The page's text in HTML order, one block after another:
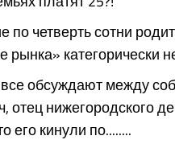
по четверть сотни
рынка» категорически
обсуждают между
отец нижегородского
его кинули по........